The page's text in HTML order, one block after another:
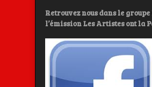
Retrouvez nous dans le groupe
l’émission Les Artistes ont la